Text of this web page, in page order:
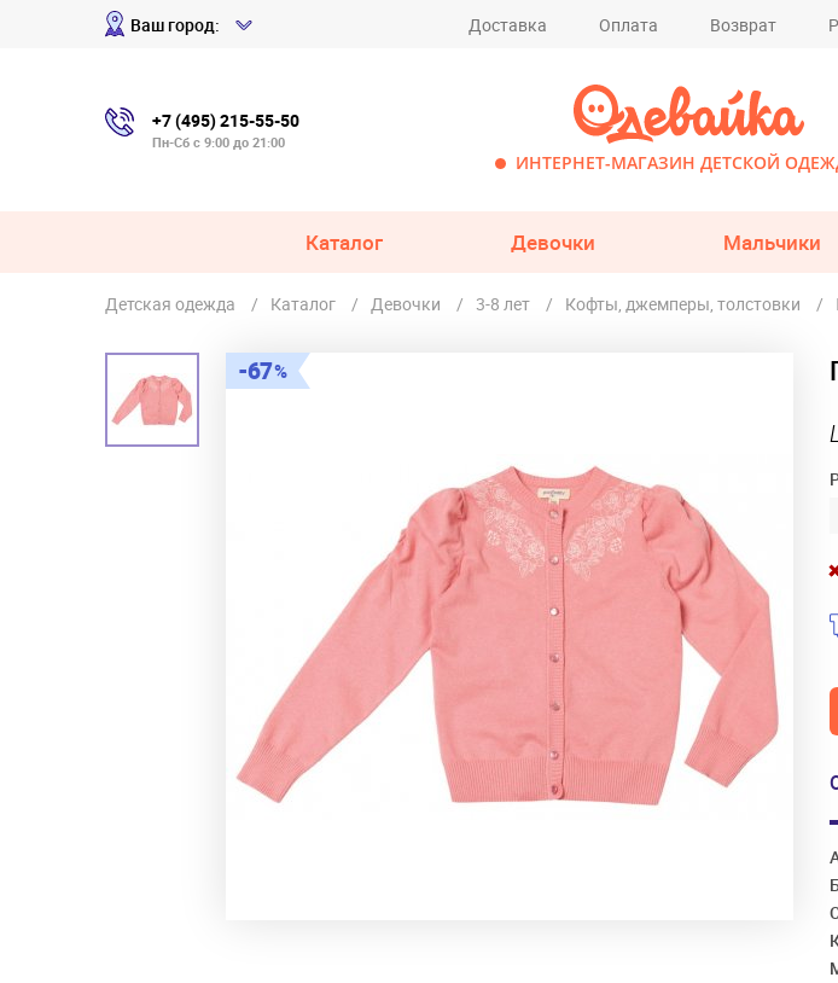
Ваш город: Доставка Оплата Возврат
+7 (495) 215-55-50
Пн-Сб с 9:00 до 21:00
ИНТЕРНЕТ-МАГАЗИН ДЕТСКОЙ
Каталог Девочки Мальчики
Детская одежда Каталог Девочки 3-8 лет Кофты, джемперы, толстовки
67